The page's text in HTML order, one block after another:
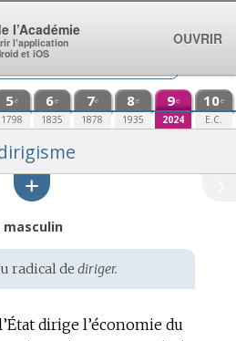
5e
1798
6e
1835
7e
1878
8e
1935
9e
2024
10e
E.C.
masculin
radical de diriger.
dirige l’économie du
l’Académie
l’application
et iOS
OUVRIR